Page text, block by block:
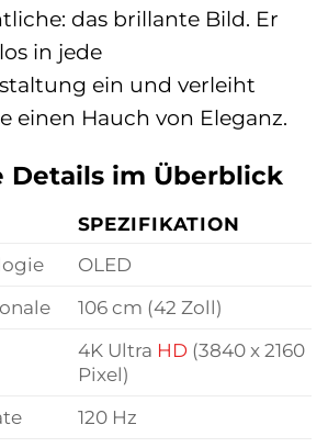
das brillante Bild. Er
in jede
ein und verleiht
einen Hauch von Eleganz.
Details im Überblick
SPEZIFIKATION
OLED
106 cm (42 Zoll)
4K Ultra HD(3840 x 2160
Pixel)
120 Hz